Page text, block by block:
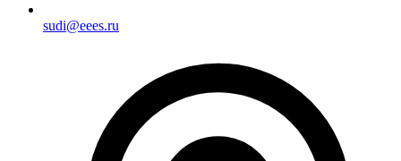
sudi@eees.ru